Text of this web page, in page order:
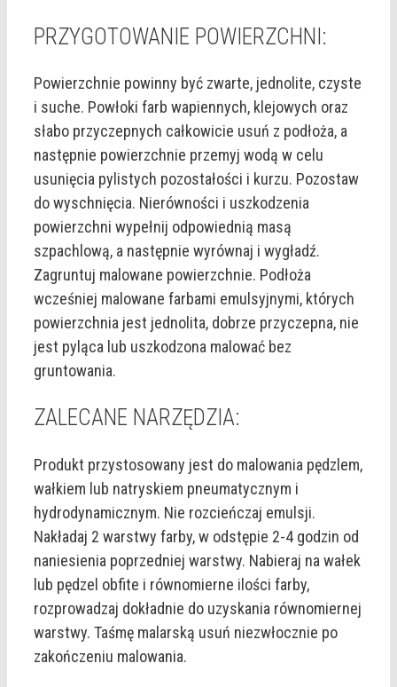
PRZYGOTOWANIE POWIERZCHNI:
Powierzchnie powinny być zwarte, jednolite, czyste
i suche. Powłoki farb wapiennych, klejowych oraz
słabo przyczepnych całkowicie usuń z podłoża, a
następnie powierzchnie przemyj wodą w celu
usunięcia pylistych pozostałości i kurzu. Pozostaw
do wyschnięcia. Nierówności i uszkodzenia
powierzchni wypełnij odpowiednią masą
szpachlową, a następnie wyrównaj i wygładź.
Zagruntuj malowane powierzchnie. Podłoża
wcześniej malowane farbami emulsyjnymi, których
powierzchnia jest jednolita, dobrze przyczepna, nie
jest pyląca lub uszkodzona malować bez
gruntowania.
ZALECANE NARZĘDZIA:
Produkt przystosowany jest do malowania pędzlem,
wałkiem lub natryskiem pneumatycznym i
hydrodynamicznym. Nie rozcieńczaj emulsji.
Nakładaj 2 warstwy farby, w odstępie 2-4 godzin od
naniesienia poprzedniej warstwy. Nabieraj na wałek
lub pędzel obfite i równomierne ilości farby,
rozprowadzaj dokładnie do uzyskania równomiernej
warstwy. Taśmę malarską usuń niezwłocznie po
zakończeniu malowania.